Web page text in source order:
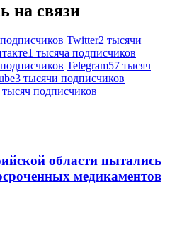
на связи
Twitter2 тысячи
1 тысяча подписчиков
Telegram57 тысяч
3 тысячи подписчиков
тысяч подписчиков
области пытались
медикаментов